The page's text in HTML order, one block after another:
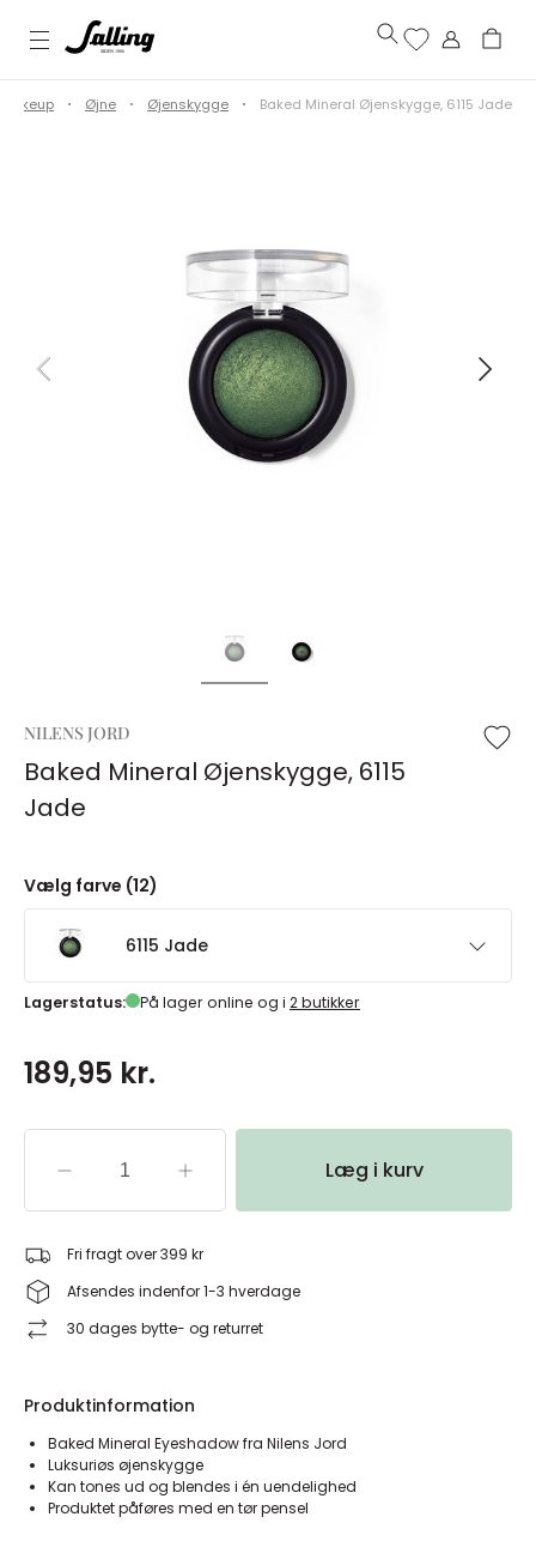
Makeup Øjne Øjenskygge Baked Mineral Øjenskygge, 6115 Jade
NILENS JORD
Baked Mineral Øjenskygge, 6115
Jade
Vælg farve (12)
6115 Jade
Lagerstatus: På lager online og i 2 butikker
189,95 kr.
Læg i kurv
Fri fragt over 399 kr
Afsendes indenfor 1-3 hverdage
30 dages bytte- og returret
Produktinformation
Baked Mineral Eyeshadow fra Nilens Jord
Luksuriøs øjenskygge
Kan tones ud og blendes i én uendelighed
Produktet påføres med en tør pensel